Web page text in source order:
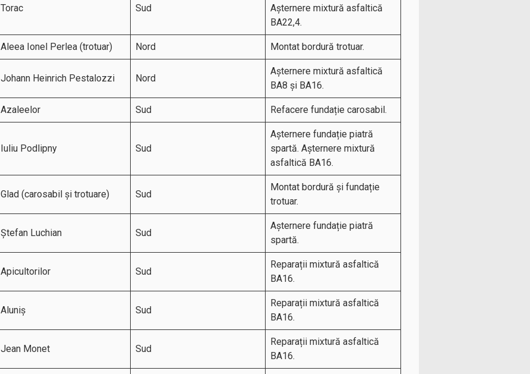
Torac Sud
Așternere mixtură asfaltică
BA22,4.
Aleea Ionel Perlea (trotuar) Nord Montat bordură trotuar.
Johann Heinrich Pestalozzi Nord
Așternere mixtură asfaltică
BA8 și BA16.
Azaleelor Sud Refacere fundație carosabil.
Iuliu Podlipny Sud
Așternere fundație piatră
spartă. Așternere mixtură
asfaltică BA16.
Glad (carosabil și trotuare) Sud
Montat bordură și fundație
trotuar.
Ștefan Luchian Sud
Așternere fundație piatră
spartă.
Apicultorilor Sud
Reparații mixtură asfaltică
BA16.
Aluniș Sud
Reparații mixtură asfaltică
BA16.
Jean Monet Sud
Reparații mixtură asfaltică
BA16.